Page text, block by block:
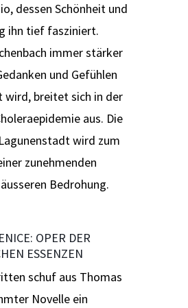
dessen Schönheit und
ihn tief fasziniert.
immer stärker
und Gefühlen
wird, breitet sich in der
aus. Die
wird zum
zunehmenden
Bedrohung.
OPER DER
ESSENZEN
schuf aus Thomas
Novelle ein